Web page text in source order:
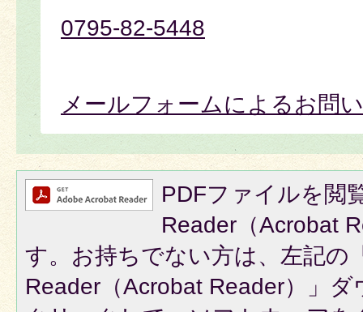
0795-82-5448
メールフォームによるお問
PDFファイルを閲
Reader（Acrobat
す。お持ちでない方は、左記の
Reader（Acrobat Reader）」